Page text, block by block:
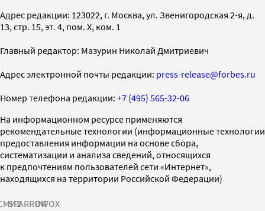
Адрес редакции: 123022, г. Москва, ул. Звенигородская 2-я, д.
13, стр. 15, эт. 4, пом. X, ком. 1
Главный редактор: Мазурин Николай Дмитриевич
Адрес электронной почты редакции: press-release@forbes.ru
Номер телефона редакции: +7 (495) 565-32-06
На информационном ресурсе применяются
рекомендательные технологии (информационные технологии
предоставления информации на основе сбора,
систематизации и анализа сведений, относящихся
к предпочтениям пользователей сети «Интернет»,
находящихся на территории Российской Федерации)
SPARROWINFOX